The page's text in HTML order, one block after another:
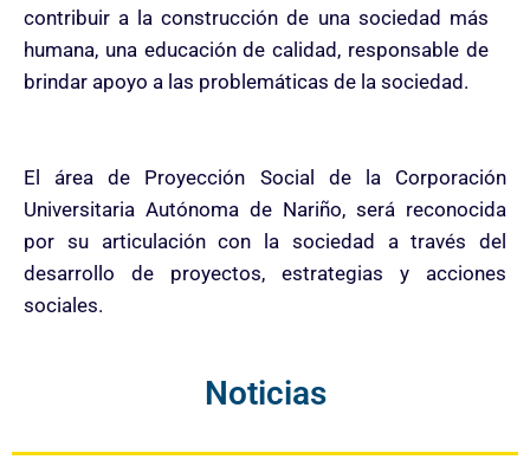
contribuir a la construcción de una sociedad más
humana, una educación de calidad, responsable de
brindar apoyo a las problemáticas de la sociedad.
El área de Proyección Social de la Corporación
Universitaria Autónoma de Nariño, será reconocida
por su articulación con la sociedad a través del
desarrollo de proyectos, estrategias y acciones
sociales.
Noticias